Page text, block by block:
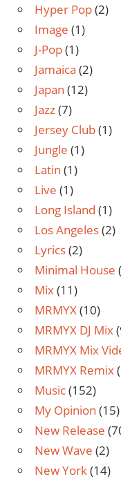
Hyper Pop(2)
Image (1)
J-Pop(1)
Jamaica (2)
Japan (12)
Jazz(7)
Jersey Club(1)
Jungle (1)
Latin (1)
Live (1)
Long Island (1)
Los Angeles(2)
Lyrics(2)
Minimal House
Mix(11)
MRMYX(10)
MRMYX DJ Mix
MRMYX Mix
MRMYX Remix
Music(152)
My Opinion (15)
New Release
New Wave (2)
New York(14)